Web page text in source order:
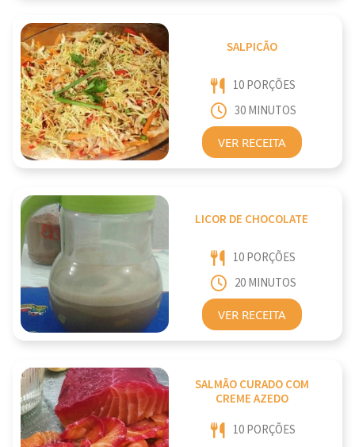
SALPICÃO
10 PORÇÕES
30 MINUTOS
VER RECEITA
LICOR DE CHOCOLATE
10 PORÇÕES
20 MINUTOS
VER RECEITA
SALMÃO CURADO COM
CREME AZEDO
10 PORÇÕES